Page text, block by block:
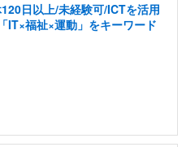
日以上/未経験可/ICTを活用
IT×福祉×運動」をキーワード